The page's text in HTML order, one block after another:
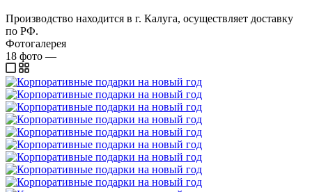
Производство находится в г. Калуга, осуществляет доставку
по РФ.
Фотогалерея
18 фото —